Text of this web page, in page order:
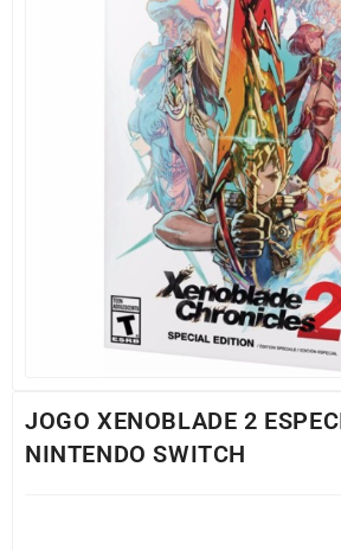
JOGO XENOBLADE 2
NINTENDO SWITCH